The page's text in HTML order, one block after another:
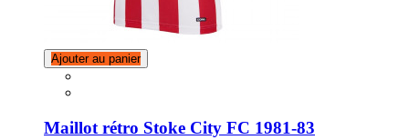
Ajouter au panier
Maillot rétro Stoke City FC 1981-83